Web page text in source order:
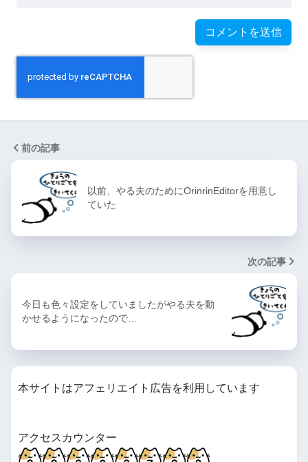
前の記事
以前、やる夫のためにOrinrinEditorを用意し
ていた
次の記事
今日も色々設定をしていましたがやる夫を動
かせるようになったので…
本サイトはアフェリエイト広告を利用しています
アクセスカウンター